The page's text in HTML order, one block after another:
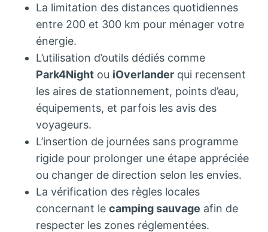
La limitation des distances quotidiennes
entre 200 et 300 km pour ménager votre
énergie.
L’utilisation d’outils dédiés comme
Park4Night ou iOverlander qui recensent
les aires de stationnement, points d’eau,
équipements, et parfois les avis des
voyageurs.
L’insertion de journées sans programme
rigide pour prolonger une étape appréciée
ou changer de direction selon les envies.
La vérification des règles locales
concernant le camping sauvage afin de
respecter les zones réglementées.